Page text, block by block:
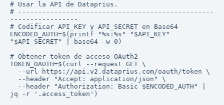
# Usar la API de Dataprius.
# -------------------------------------------------
-----------------
# Codificar API_KEY y API_SECRET en Base64
ENCODED_AUTH=$(printf "%s:%s" "$API_KEY"
"$API_SECRET" | base64 -w 0)
# Obtener token de acceso OAuth2
TOKEN_OAUTH=$(curl --request GET \
jq -r '.access_token')